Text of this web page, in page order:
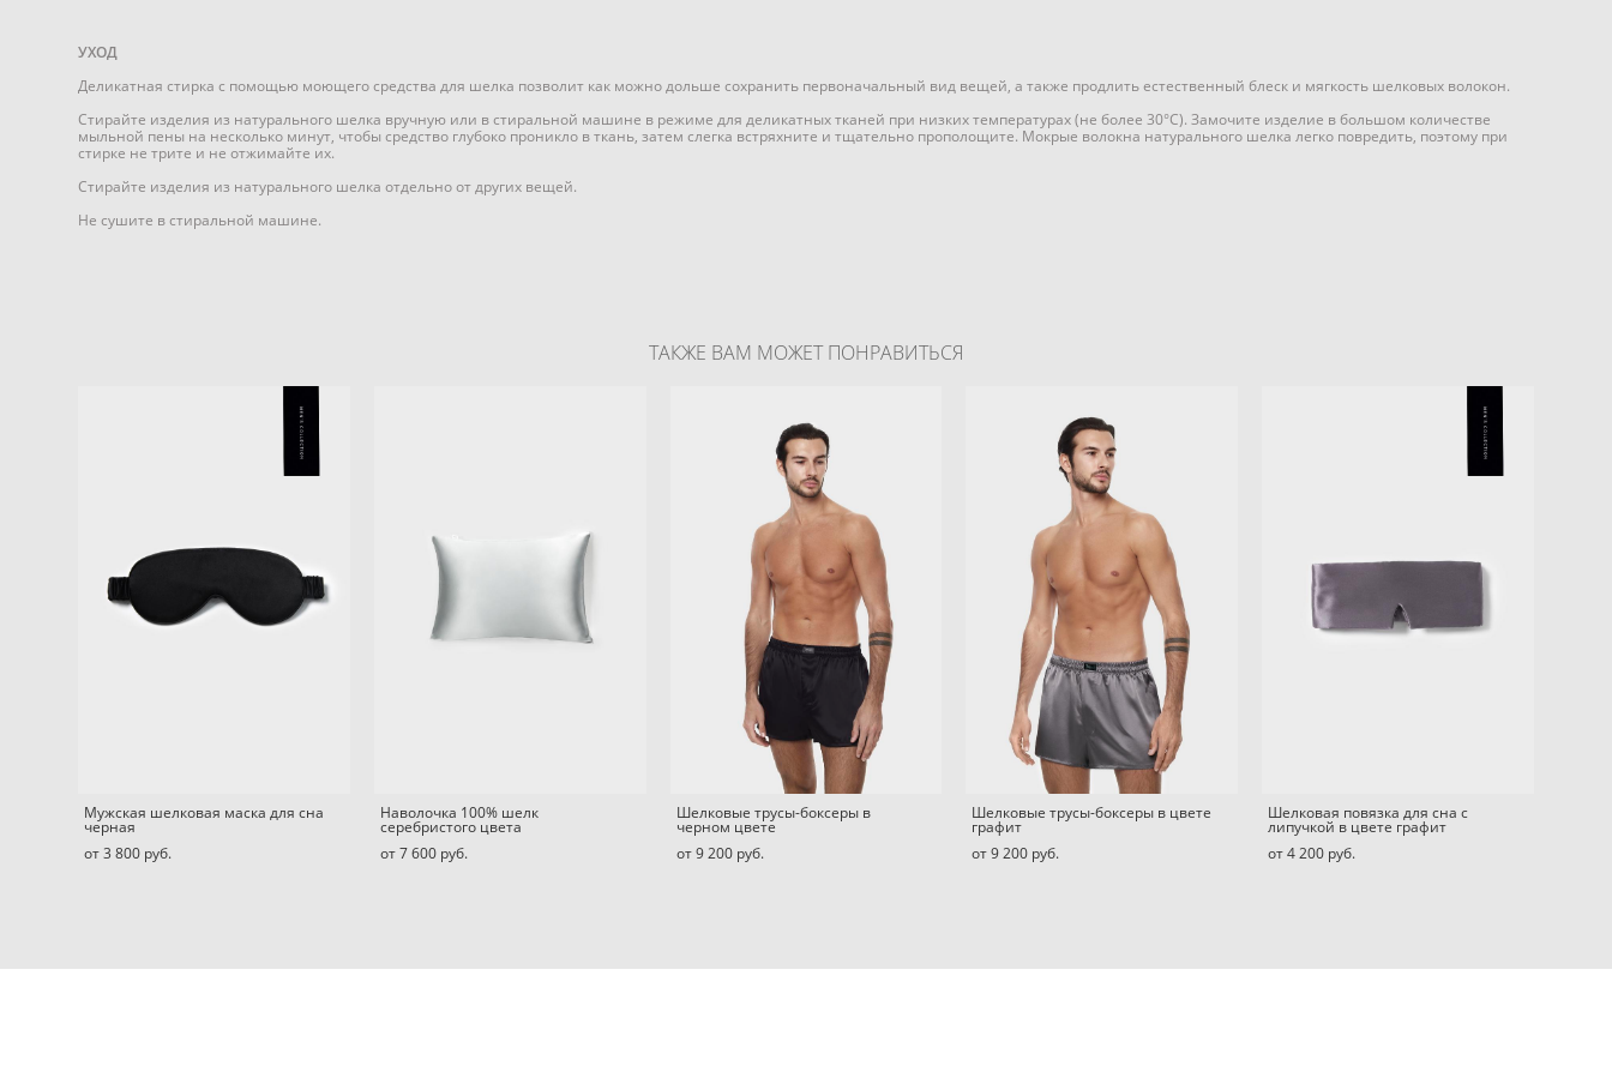
УХОД
Деликатная стирка с помощью моющего средства для шелка позволит как можно дольше сохранить первоначальный вид вещей, а также продлить естественный блеск и мягкость шелковых волокон.
Стирайте изделия из натурального шелка вручную или в стиральной машине в режиме для деликатных тканей при низких температурах (не более 30°С). Замочите изделие в большом количестве
мыльной пены на несколько минут, чтобы средство глубоко проникло в ткань, затем слегка встряхните и тщательно прополощите. Мокрые волокна натурального шелка легко повредить, поэтому при
стирке не трите и не отжимайте их.
Стирайте изделия из натурального шелка отдельно от других вещей.
Не сушите в стиральной машине.
ТАКЖЕ ВАМ МОЖЕТ ПОНРАВИТЬСЯ
Мужская шелковая маска для сна
черная
от 3 800 pуб.
Наволочка 100% шелк
серебристого цвета
от 7 600 pуб.
Шелковые трусы-боксеры в
черном цвете
от 9 200 pуб.
Шелковые трусы-боксеры в цвете
графит
от 9 200 pуб.
Шелковая повязка для сна с
липучкой в цвете графит
от 4 200 pуб.